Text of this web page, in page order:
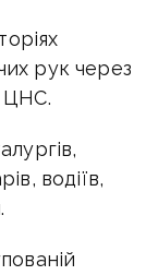
рук через
ЦНС.
водіїв,